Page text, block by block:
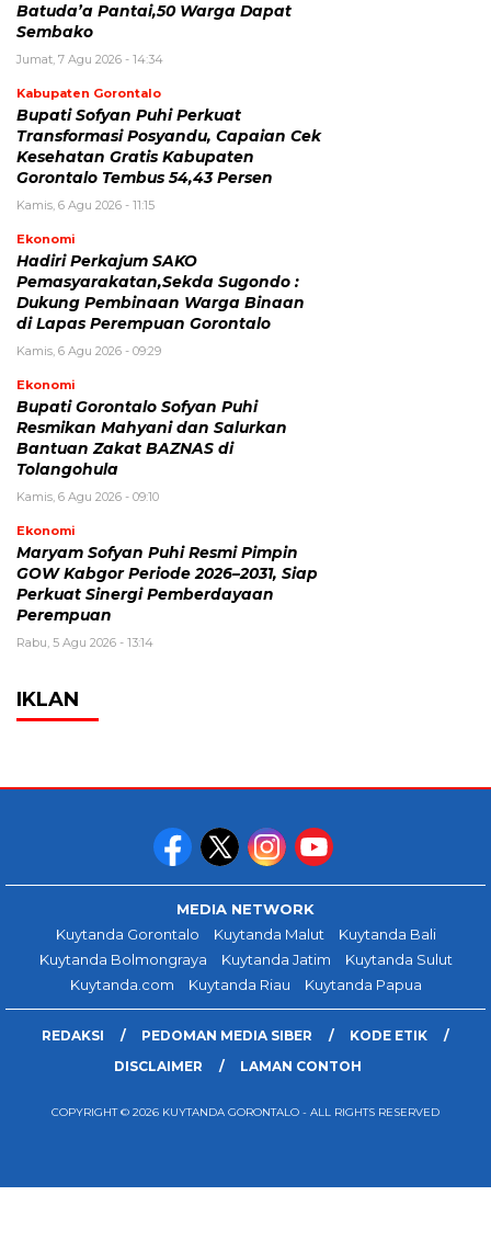
Batuda’a Pantai,50 Warga Dapat
Sembako
Jumat, 7 Agu 2026 - 14:34
Kabupaten Gorontalo
Bupati Sofyan Puhi Perkuat
Transformasi Posyandu, Capaian Cek
Kesehatan Gratis Kabupaten
Gorontalo Tembus 54,43 Persen
Kamis, 6 Agu 2026 - 11:15
Ekonomi
Hadiri Perkajum SAKO
Pemasyarakatan,Sekda Sugondo :
Dukung Pembinaan Warga Binaan
di Lapas Perempuan Gorontalo
Kamis, 6 Agu 2026 - 09:29
Ekonomi
Bupati Gorontalo Sofyan Puhi
Resmikan Mahyani dan Salurkan
Bantuan Zakat BAZNAS di
Tolangohula
Kamis, 6 Agu 2026 - 09:10
Ekonomi
Maryam Sofyan Puhi Resmi Pimpin
GOW Kabgor Periode 2026–2031, Siap
Perkuat Sinergi Pemberdayaan
Perempuan
Rabu, 5 Agu 2026 - 13:14
IKLAN
MEDIA NETWORK
Kuytanda Gorontalo
Kuytanda Malut
Kuytanda Bali
Kuytanda Bolmongraya
Kuytanda Jatim
Kuytanda Sulut
Kuytanda.com
Kuytanda Riau Kuytanda Papua
REDAKSI PEDOMAN MEDIA SIBER
KODE ETIK
DISCLAIMER
LAMAN CONTOH
COPYRIGHT © 2026 KUYTANDA GORONTALO - ALL RIGHTS RESERVED